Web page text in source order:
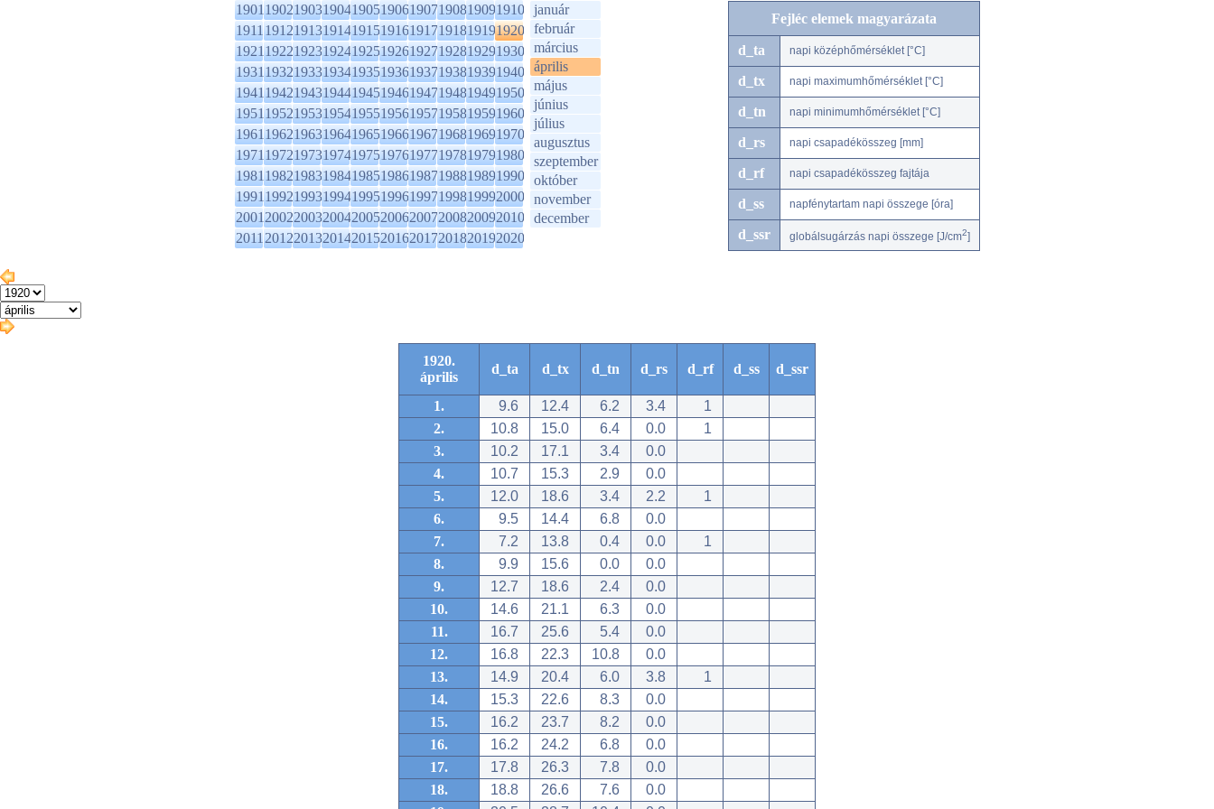
1901190219031904190519061907190819091910
1911191219131914191519161917191819191920
1921192219231924192519261927192819291930
1931193219331934193519361937193819391940
1941194219431944194519461947194819491950
1951195219531954195519561957195819591960
1961196219631964196519661967196819691970
1971197219731974197519761977197819791980
1981198219831984198519861987198819891990
1991199219931994199519961997199819992000
2001200220032004200520062007200820092010
2011201220132014201520162017201820192020
január
február
március
április
május
június
július
augusztus
szeptember
október
november
december
Fejléc elemek magyarázata
d_ta napi középhőmérséklet [°C]
d_tx napi maximumhőmérséklet [°C]
d_tn napi minimumhőmérséklet [°C]
d_rs napi csapadékösszeg [mm]
d_rf napi csapadékösszeg fajtája
d_ss napfénytartam napi összege [óra]
d_ssr globálsugárzás napi összege [J/cm2]
1920.
április
d_ta d_tx d_tn d_rs d_rf d_ss d_ssr
1. 9.6 12.4 6.2 3.4
1
2.
10.8 15.0 6.4 0.0
1
3.
10.2 17.1 3.4
0.0
4.
10.7 15.3 2.9
0.0
5.
12.0 18.6 3.4 2.2
1
6.
9.5 14.4 6.8
0.0
7.
7.2 13.8 0.4 0.0
1
8.
9.9 15.6 0.0
0.0
9.
12.7 18.6 2.4
0.0
10.
14.6 21.1 6.3
0.0
11.
16.7 25.6 5.4
0.0
12.
16.8 22.3 10.8
0.0
13.
14.9 20.4 6.0 3.8
1
14.
15.3 22.6 8.3
0.0
15.
16.2 23.7 8.2
0.0
16.
16.2 24.2 6.8
0.0
17.
17.8 26.3 7.8
0.0
18.
18.8 26.6 7.6
0.0